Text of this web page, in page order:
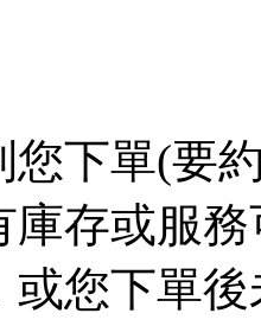
您下單(要
庫存或服
或您下單